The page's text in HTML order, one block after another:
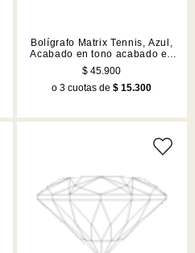
Bolígrafo Matrix Tennis, Azul,
Acabado en tono acabado en
tono cromado
$ 45.900
o 3 cuotas de$ 15.300